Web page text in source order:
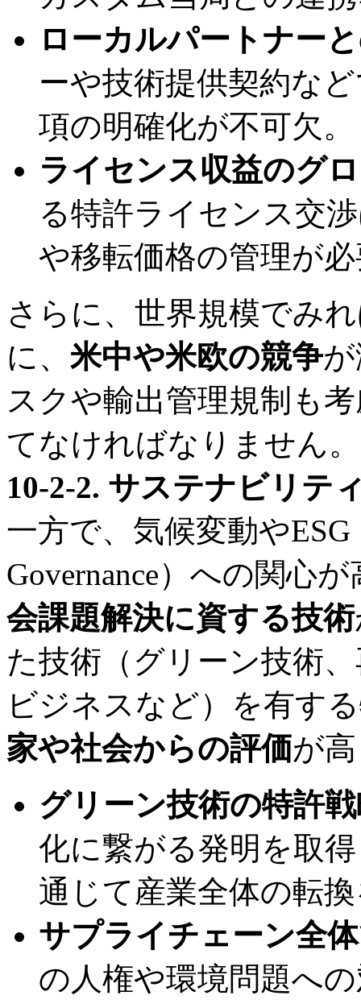
ローカルパートナー
ーや技術提供契約な
項の明確化が不可欠。
ライセンス収益のグ
る特許ライセンス交
や移転価格の管理が
さらに、世界規模でみ
に、 米中や米欧の競争
スクや輸出管理規制も
てなければなりません。
10-2-2. サステナビリテ
一方で、気候変動やESG
Governance）への関心
会課題解決に資する技術
た技術（グリーン技術
ビジネスなど）を有す
家や社会からの評価が
グリーン技術の特許
化に繋がる発明を取
通じて産業全体の転
サプライチェーン全
の人権や環境問題へ